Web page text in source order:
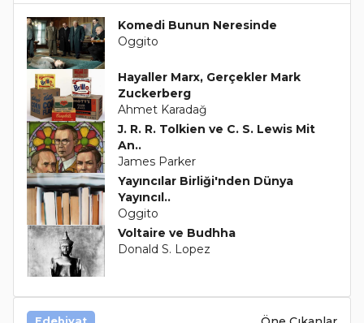
Komedi Bunun Neresinde
Oggito
Hayaller Marx, Gerçekler Mark
Zuckerberg
Ahmet Karadağ
J. R. R. Tolkien ve C. S. Lewis Mit
An..
James Parker
Yayıncılar Birliği'nden Dünya
Yayıncıl..
Oggito
Voltaire ve Budhha
Donald S. Lopez